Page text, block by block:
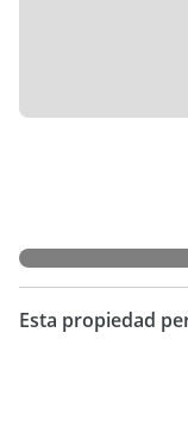
ESCRITURAR Y APTO
Esta propiedad